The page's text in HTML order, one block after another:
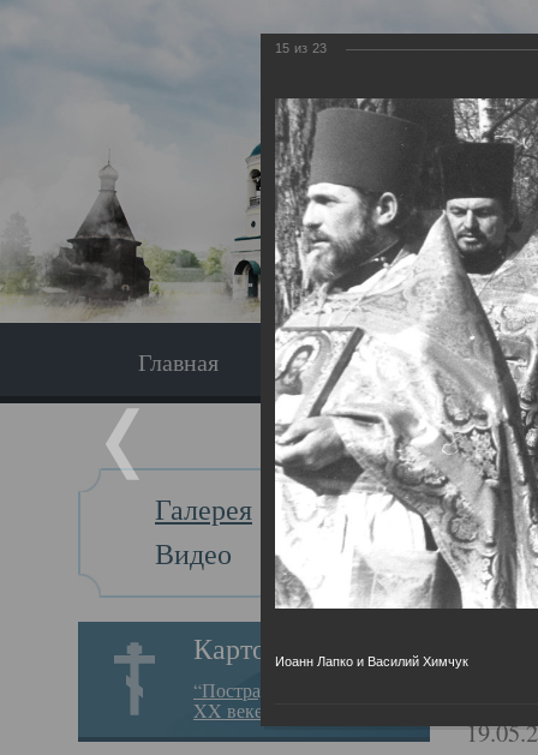
Главная Экскурсия
Галерея
Видео
Картотека
“Пострадавшие за веру в
XX веке на Севере”
Главная
15 из 23
Иоанн Лапко и Василий Химчук